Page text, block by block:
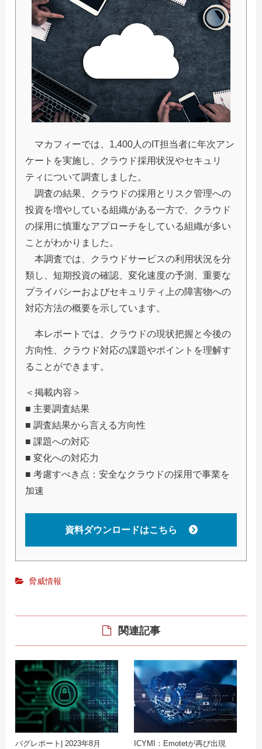
マカフィーでは、1,400人のIT担当者に年次アン
ケートを実施し、クラウド採用状況やセキュリ
ティについて調査しました。
調査の結果、クラウドの採用とリスク管理への
投資を増やしている組織がある一方で、クラウド
の採用に慎重なアプローチをしている組織が多い
ことがわかりました。
本調査では、クラウドサービスの利用状況を分
類し、短期投資の確認、変化速度の予測、重要な
プライバシーおよびセキュリティ上の障害物への
対応方法の概要を示しています。
本レポートでは、クラウドの現状把握と今後の
方向性、クラウド対応の課題やポイントを理解す
ることができます。
＜掲載内容＞
■ 主要調査結果
■ 調査結果から言える方向性
■ 課題への対応
■ 変化への対応力
■ 考慮すべき点：安全なクラウドの採用で事業を
加速
資料ダウンロードはこちら
脅威情報
関連記事
バグレポート| 2023年8月 ICYMI：Emotetが再び出現